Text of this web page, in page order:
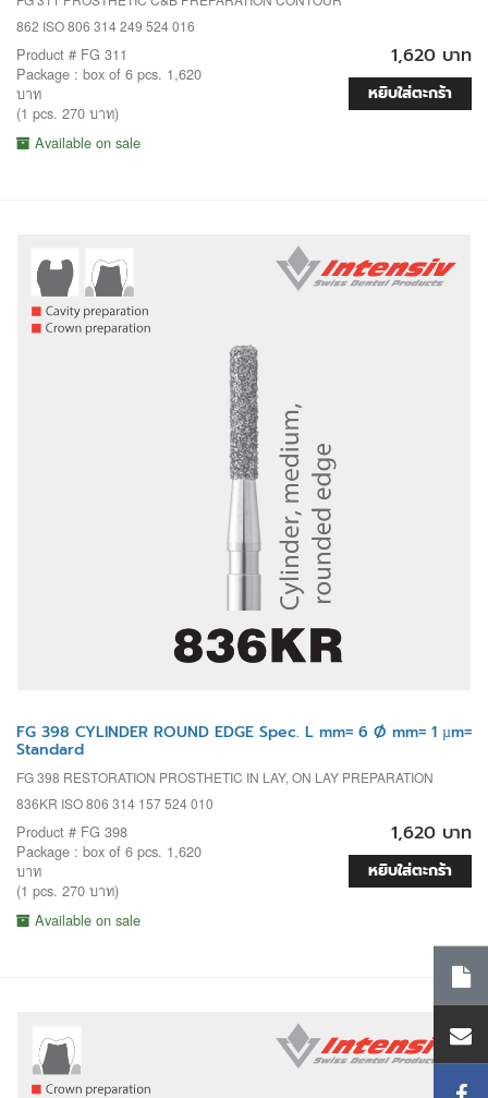
862 ISO 806 314 249 524 016
Product # FG 311
Package : box of 6 pcs. 1,620
บาท
(1 pcs. 270 บาท)
Available on sale
1,620 บาท
หยิบใส่ตะกร้า
FG 398 CYLINDER ROUND EDGE Spec. L mm= 6 Ø mm= 1 µm=
Standard
FG 398 RESTORATION PROSTHETIC IN LAY, ON LAY PREPARATION
836KR ISO 806 314 157 524 010
Product # FG 398
Package : box of 6 pcs. 1,620
บาท
(1 pcs. 270 บาท)
Available on sale
1,620 บาท
หยิบใส่ตะกร้า